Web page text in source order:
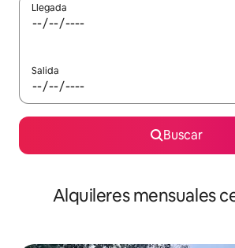
Llegada
Salida
Buscar
Alquileres mensuales